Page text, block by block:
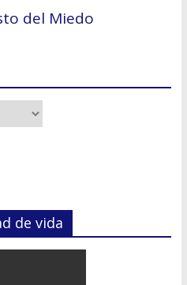
del Miedo
de vida